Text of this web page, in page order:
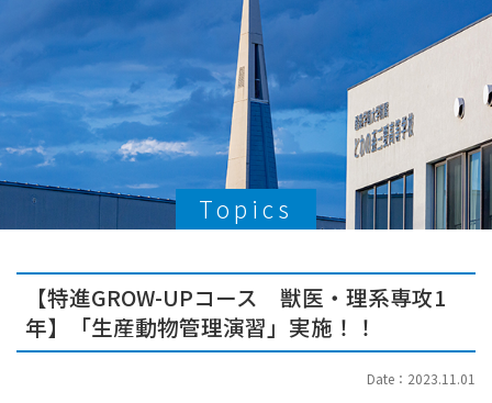
Topics
【特進GROW-UPコース 獣医・理系専攻1
年】「生産動物管理演習」実施！！
Date：2023.11.01